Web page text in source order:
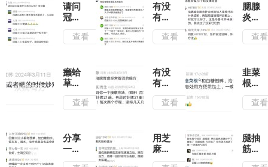
请问
冠心
病用
什么
治？
求回
复
查看
有没
有能
治阑
尾炎
间很
久了
查看
腮腺
炎不
求
人：
偏方
中的
自然
治愈
查看
癞蛤
草治
痔
疮，
效，
痔疮
克星
查看
有没
有治
脾胃
虚经
偏方
查看
韭菜
根治
扭伤
的偏
查看
分享
一个
治疗
用芝
麻花
治白
腿抽
筋用
什么